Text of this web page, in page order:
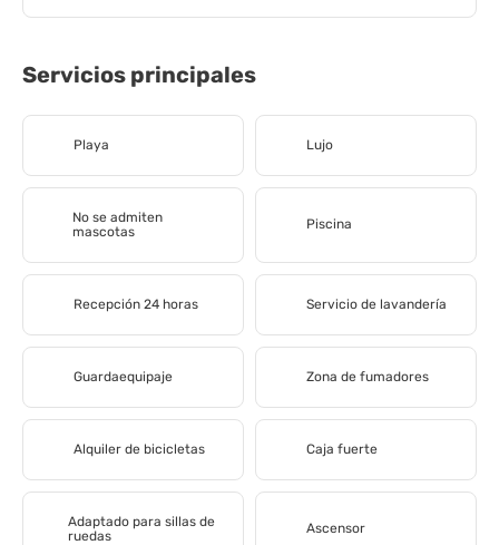
Servicios principales
Playa Lujo
No se admiten
mascotas
Piscina
Recepción 24 horas Servicio de lavandería
Guardaequipaje Zona de fumadores
Alquiler de bicicletas Caja fuerte
Adaptado para sillas de
ruedas
Ascensor